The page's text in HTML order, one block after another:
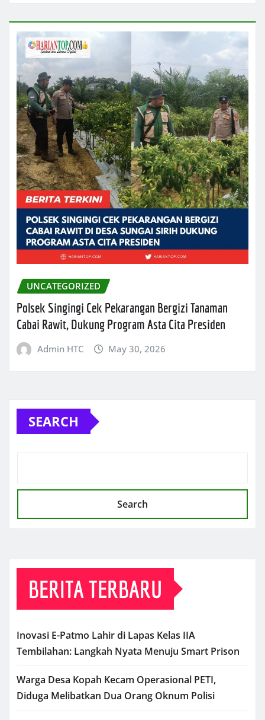
UNCATEGORIZED
Polsek Singingi Cek Pekarangan Bergizi Tanaman
Cabai Rawit, Dukung Program Asta Cita Presiden
Admin HTC May 30, 2026
SEARCH
Search
BERITA TERBARU
Inovasi E-Patmo Lahir di Lapas Kelas IIA
Tembilahan: Langkah Nyata Menuju Smart Prison
Warga Desa Kopah Kecam Operasional PETI,
Diduga Melibatkan Dua Orang Oknum Polisi